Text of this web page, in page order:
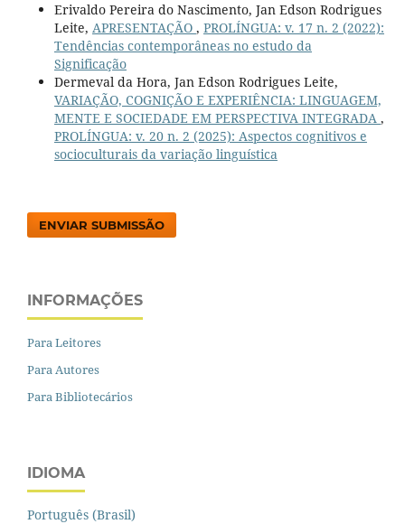
Erivaldo Pereira do Nascimento, Jan Edson Rodrigues
Leite, APRESENTAÇÃO , PROLÍNGUA: v. 17 n. 2 (2022):
Tendências contemporâneas no estudo da
Significação
Dermeval da Hora, Jan Edson Rodrigues Leite,
VARIAÇÃO, COGNIÇÃO E EXPERIÊNCIA: LINGUAGEM,
MENTE E SOCIEDADE EM PERSPECTIVA INTEGRADA ,
PROLÍNGUA: v. 20 n. 2 (2025): Aspectos cognitivos e
socioculturais da variação linguística
ENVIAR SUBMISSÃO
INFORMAÇÕES
Para Leitores
Para Autores
Para Bibliotecários
IDIOMA
Português (Brasil)